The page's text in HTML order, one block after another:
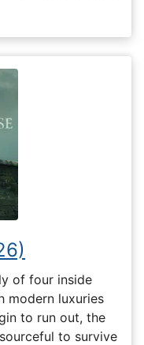
of four inside
modern luxuries
to run out, the
to survive